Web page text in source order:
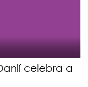
celebra a